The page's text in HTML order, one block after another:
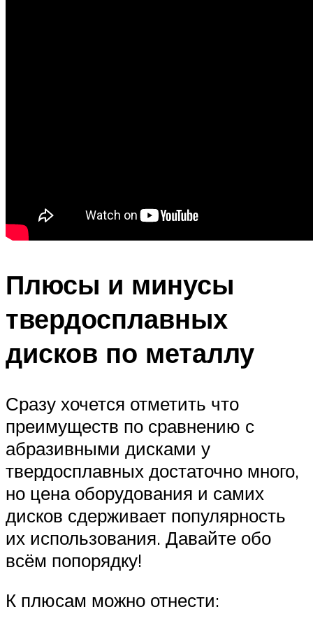
Плюсы и минусы
твердосплавных
дисков по металлу
Сразу хочется отметить что
преимуществ по сравнению с
абразивными дисками у
твердосплавных достаточно много,
но цена оборудования и самих
дисков сдерживает популярность
их использования. Давайте обо
всём попорядку!
К плюсам можно отнести: